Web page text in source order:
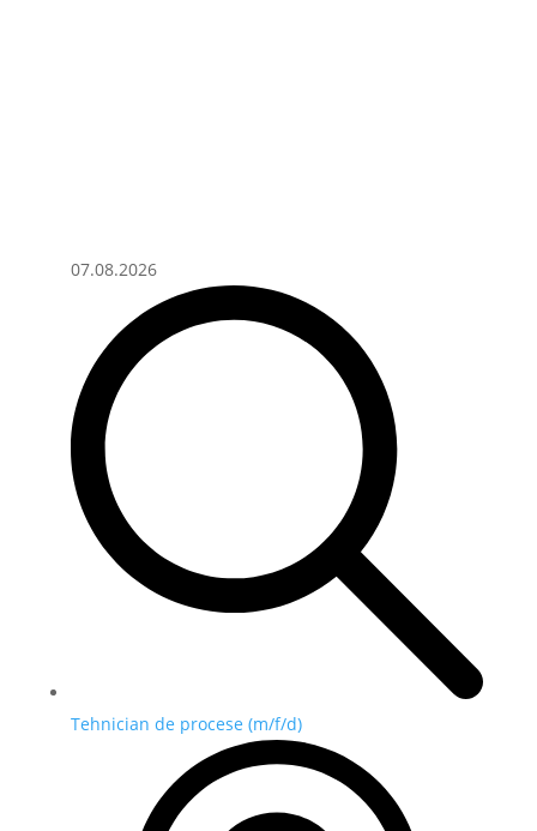
07.08.2026
Tehnician de procese (m/f/d)